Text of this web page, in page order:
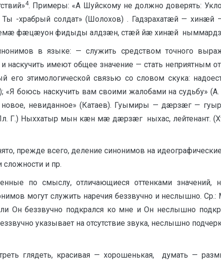
4. Примеры: «А Шуйскому не должно доверять:
Ты -храбрый солдат» (Шолохов) . Гадзрахатæй —
фæцæуон фидыды алдзæн, стæй йæ хинæй
в языке: — служить средством точного
наскучить имеют общее значение — стать неприятным
его этимологической связью со словом скука:
«Я боюсь наскучить вам своими жалобами на судьбу»
новое, невиданное» (Катаев). Гуымиры — дæрзæг —
Г.) Ныххатыр мын кæн мæ дæрзæг ныхас, лейтенант.
прежде всего, деление синонимов на
сложности и пр.
по смыслу, отличающиеся оттенками значений,
могут служить наречия беззвучно и неслышно.
Он беззвучно подкрался ко мне и Он неслышно
указывает на отсутствие звука, неслышно
глядеть, красивая — хорошенькая, думать —